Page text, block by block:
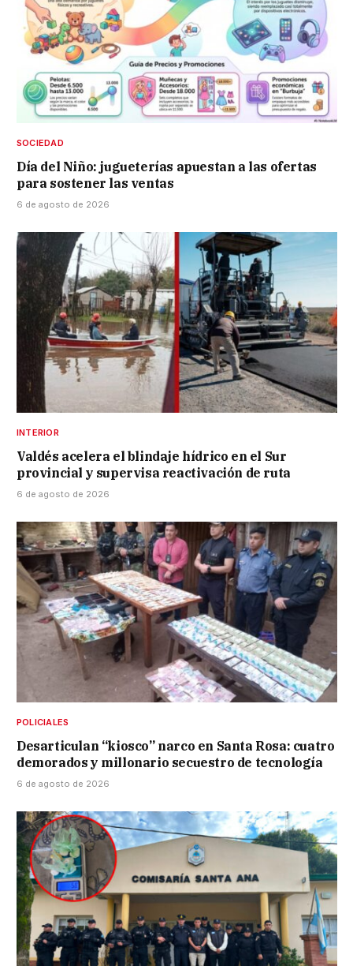
SOCIEDAD
Día del Niño: jugueterías apuestan a las ofertas
para sostener las ventas
6 de agosto de 2026
INTERIOR
Valdés acelera el blindaje hídrico en el Sur
provincial y supervisa reactivación de ruta
6 de agosto de 2026
POLICIALES
Desarticulan “kiosco” narco en Santa Rosa: cuatro
demorados y millonario secuestro de tecnología
6 de agosto de 2026